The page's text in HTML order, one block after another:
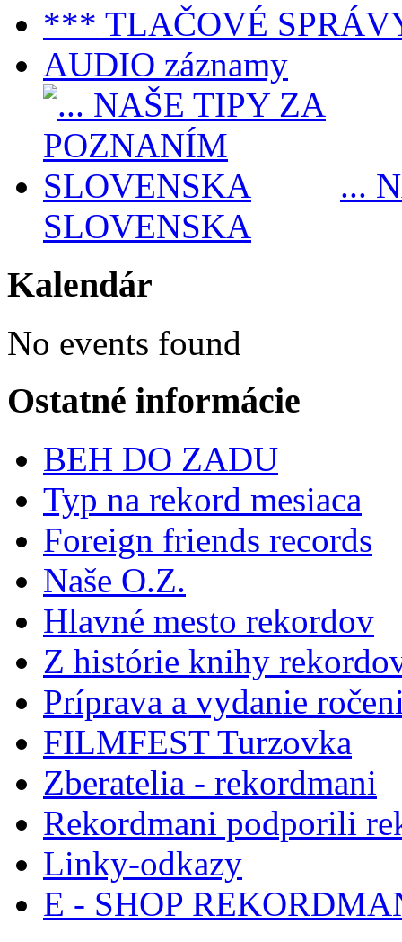
*** TLAČOVÉ
AUDIO záznamy
...
SLOVENSKA
Kalendár
No events found
Ostatné informácie
BEH DO ZADU
Typ na rekord mesiaca
Foreign friends records
Naše O.Z.
Hlavné mesto rekordov
Z histórie knihy
Príprava a vydanie
FILMFEST Turzovka
Zberatelia - rekordmani
Rekordmani podporili
Linky-odkazy
E - SHOP